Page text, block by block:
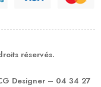
réservés.
Designer– 04 34 27